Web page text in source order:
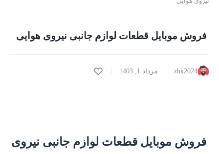
فروش موبایل قطعات لوازم جانبی نیروی هوایی
zhk2024 مرداد 1, 1403
فروش موبایل قطعات لوازم جانبی نیروی